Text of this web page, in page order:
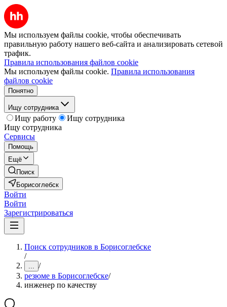
Мы используем файлы cookie, чтобы обеспечивать
правильную работу нашего веб-сайта и анализировать сетевой
трафик.
Правила использования файлов cookie
Мы используем файлы cookie. Правила использования
файлов cookie
Понятно
Ищу сотрудника
Ищу работу
Ищу сотрудника
Ищу сотрудника
Сервисы
Помощь
Ещё
Поиск
Борисоглебск
Войти
Войти
Зарегистрироваться
Поиск сотрудников в Борисоглебске
/
... /
резюме в Борисоглебске/
инженер по качеству